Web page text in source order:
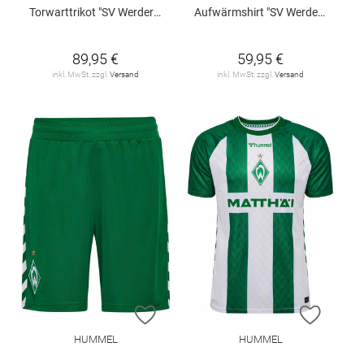
Torwarttrikot "SV Werder Bremen 2026/27"
89,95 €
inkl. MwSt. zzgl.Versand
Aufwärmshirt "SV Werder Bremen 2026/27"
59,95 €
inkl. MwSt. zzgl.Versand
ZUR WUNSCHLISTE HINZUFÜGEN
HUMMEL
ZUR
HUMMEL